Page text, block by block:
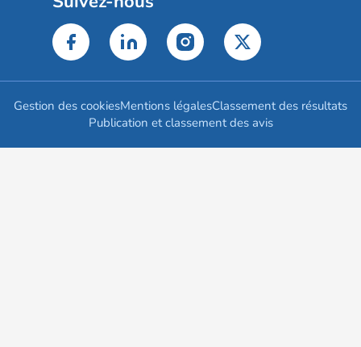
Gestion des cookiesMentions légalesClassement des résultats
Publication et classement des avis